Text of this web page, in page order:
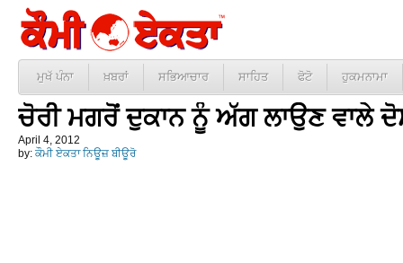
ਮੁਖੱ ਪੰਨਾ ਖ਼ਬਰਾਂ ਸਭਿਆਚਾਰ ਸਾਹਿਤ ਫੋਟੋ ਹੁਕਮਨਾਮਾ
ਚੋਰੀ ਮਗਰੋਂ ਦੁਕਾਨ ਨੂੰ ਅੱਗ ਲਾਉਣ ਵਾਲੇ
April 4, 2012
by: ਕੌਮੀ ਏਕਤਾ ਨਿਊਜ਼ ਬੀਊਰੋ